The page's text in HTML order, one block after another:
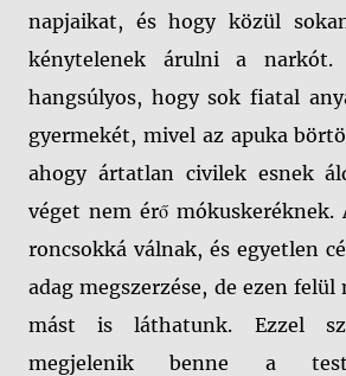
napjaikat, és hogy közül
kénytelenek árulni a narkót.
hangsúlyos, hogy sok fiatal
gyermekét, mivel az apuka
ahogy ártatlan civilek esnek
véget nem érő mókuskeréknek.
roncsokká válnak, és egyetlen
adag megszerzése, de ezen
mást is láthatunk. Ezzel
megjelenik benne a